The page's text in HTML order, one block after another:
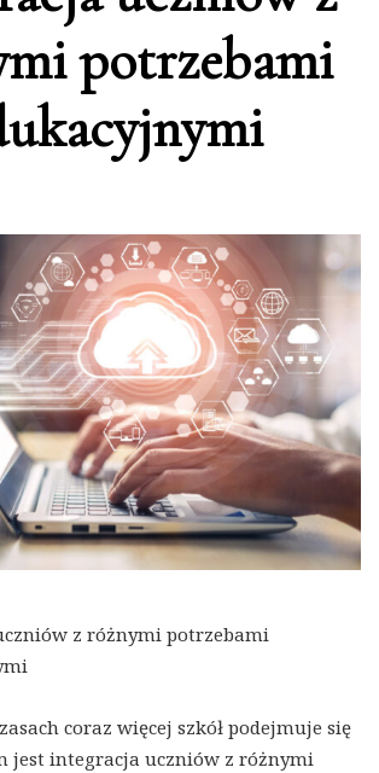
potrzebami
z różnymi potrzebami
coraz więcej szkół podejmuje się
jest integracja uczniów z różnymi